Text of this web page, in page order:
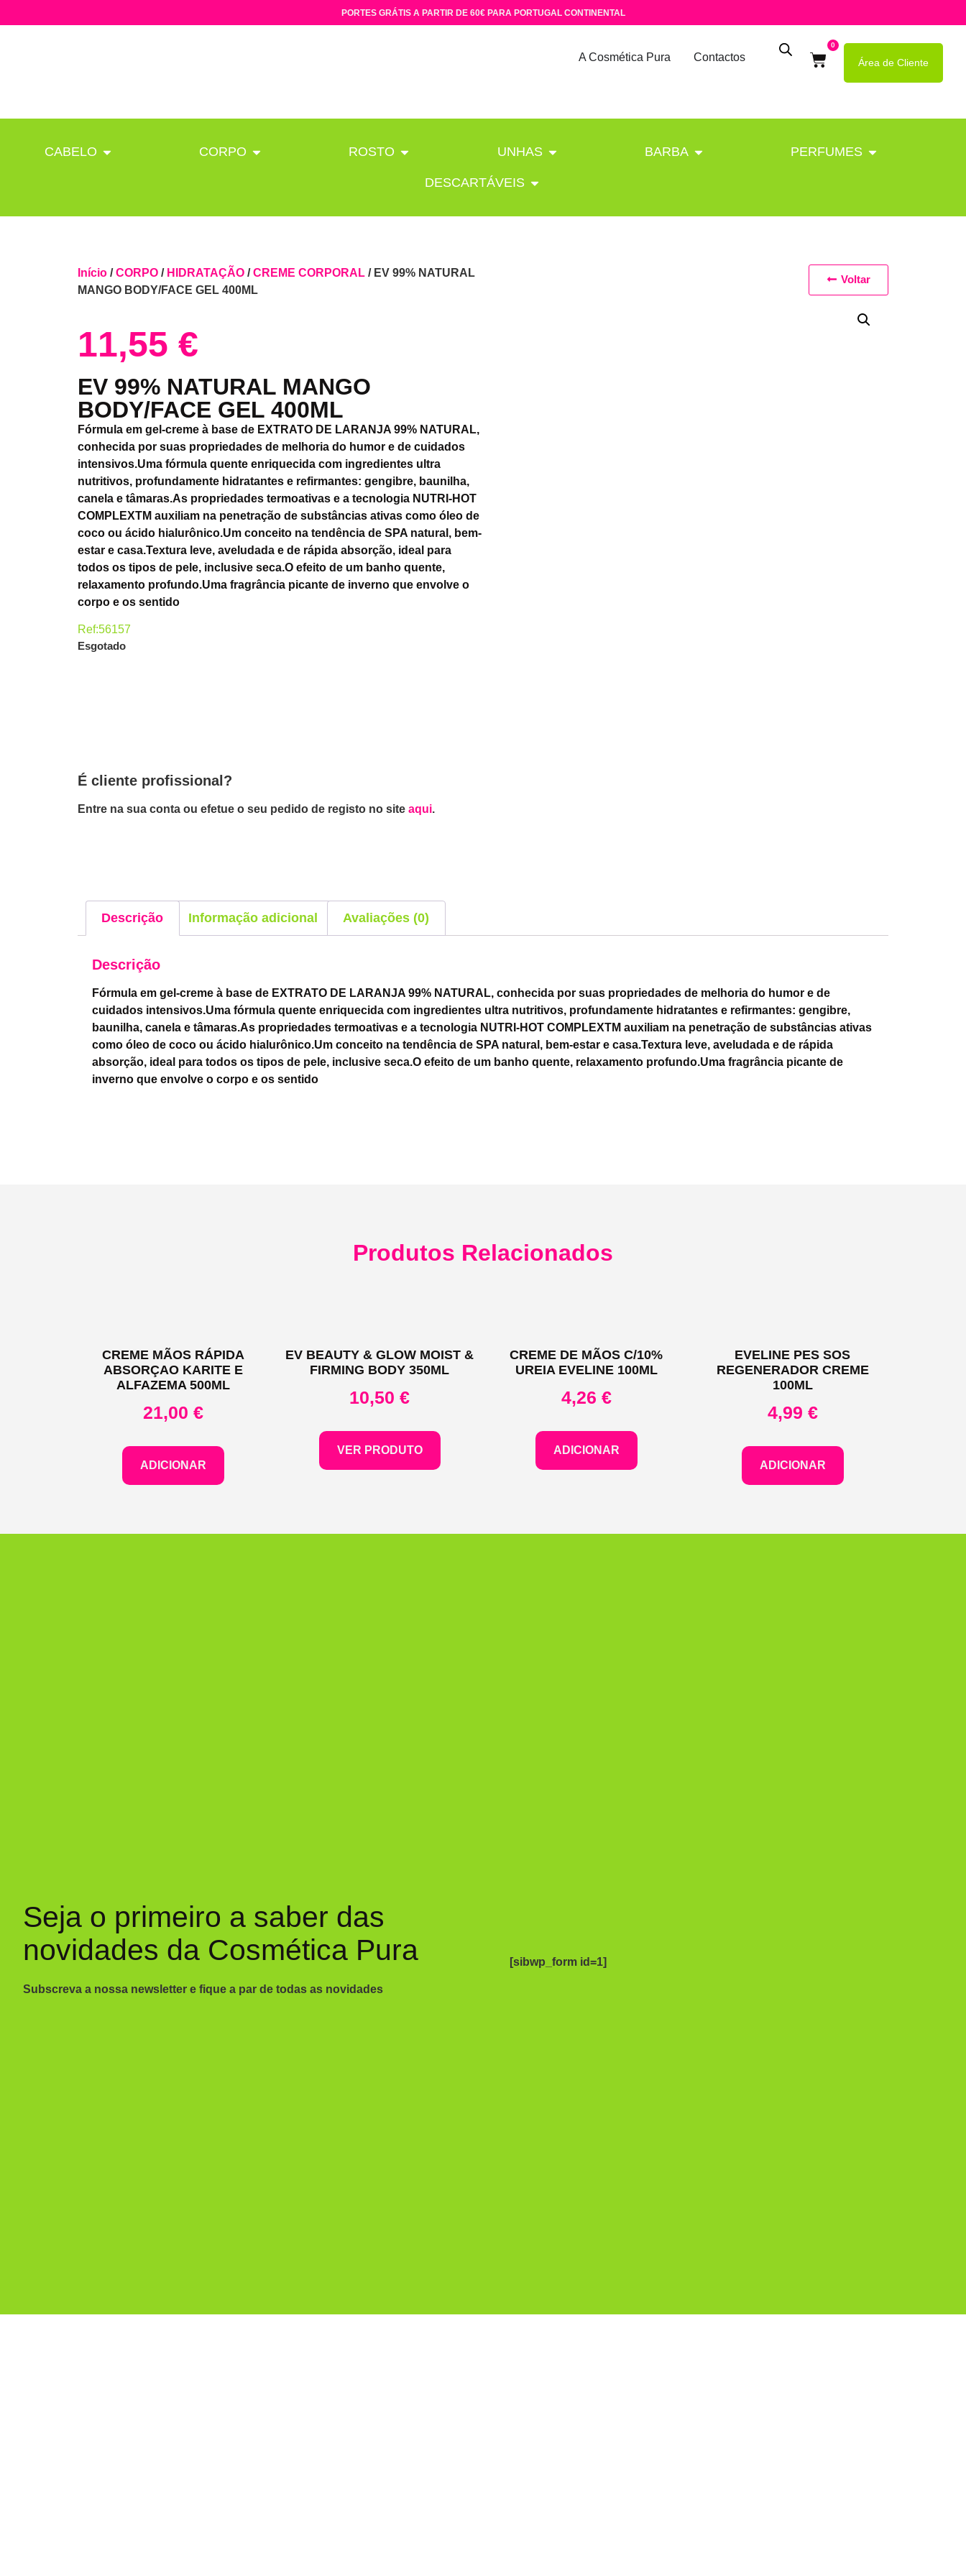
PORTES GRÁTIS A PARTIR DE 60€ PARA PORTUGAL CONTINENTAL
A Cosmética Pura Contactos
0
Área de Cliente
CABELO CORPO ROSTO UNHAS BARBA PERFUMES
DESCARTÁVEIS
Início/CORPO/ HIDRATAÇÃO/CREME CORPORAL/ EV 99% NATURAL
MANGO BODY/FACE GEL 400ML
11,55 €
EV 99% NATURAL MANGO
BODY/FACE GEL 400ML
Fórmula em gel-creme à base de EXTRATO DE LARANJA 99% NATURAL,
conhecida por suas propriedades de melhoria do humor e de cuidados
intensivos.Uma fórmula quente enriquecida com ingredientes ultra
nutritivos, profundamente hidratantes e refirmantes: gengibre, baunilha,
canela e tâmaras.As propriedades termoativas e a tecnologia NUTRI-HOT
COMPLEXTM auxiliam na penetração de substâncias ativas como óleo de
coco ou ácido hialurônico.Um conceito na tendência de SPA natural, bem-
estar e casa.Textura leve, aveludada e de rápida absorção, ideal para
todos os tipos de pele, inclusive seca.O efeito de um banho quente,
relaxamento profundo.Uma fragrância picante de inverno que envolve o
corpo e os sentido
Ref:56157
Esgotado
É cliente profissional?
Entre na sua conta ou efetue o seu pedido de registo no site aqui.
Voltar
Descrição Informação adicional Avaliações (0)
Descrição
Fórmula em gel-creme à base de EXTRATO DE LARANJA 99% NATURAL, conhecida por suas propriedades de melhoria do humor e de
cuidados intensivos.Uma fórmula quente enriquecida com ingredientes ultra nutritivos, profundamente hidratantes e refirmantes: gengibre,
baunilha, canela e tâmaras.As propriedades termoativas e a tecnologia NUTRI-HOT COMPLEXTM auxiliam na penetração de substâncias ativas
como óleo de coco ou ácido hialurônico.Um conceito na tendência de SPA natural, bem-estar e casa.Textura leve, aveludada e de rápida
absorção, ideal para todos os tipos de pele, inclusive seca.O efeito de um banho quente, relaxamento profundo.Uma fragrância picante de
inverno que envolve o corpo e os sentido
Produtos Relacionados
CREME MÃOS RÁPIDA
ABSORÇAO KARITE E
ALFAZEMA 500ML
21,00€
ADICIONAR
EV BEAUTY & GLOW MOIST &
FIRMING BODY 350ML
10,50€
VER PRODUTO
CREME DE MÃOS C/10%
UREIA EVELINE 100ML
4,26 €
ADICIONAR
EVELINE PES SOS
REGENERADOR CREME
100ML
4,99 €
ADICIONAR
Seja o primeiro a saber das
novidades da Cosmética Pura
Subscreva a nossa newsletter e fique a par de todas as novidades
[sibwp_form id=1]